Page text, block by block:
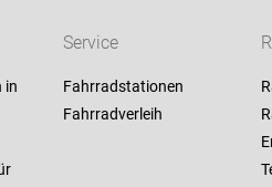
in
Service
Fahrradstationen
Fahrradverleih